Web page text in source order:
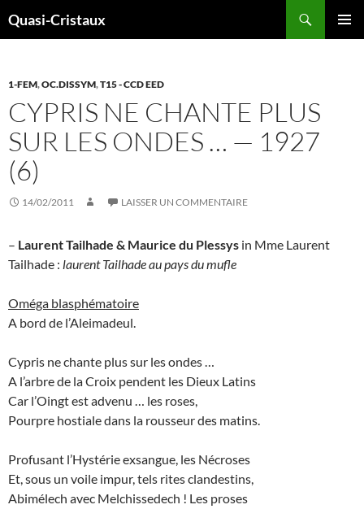
auQuasi-Cristaux
1-FEM,OC.DISSYM,T15 - CCD EED
CYPRIS NE CHANTE PLUS
SUR LES ONDES … — 1927
(6)
14/02/2011 LAISSER UN COMMENTAIRE
– Laurent Tailhade & Maurice du Plessys in Mme Laurent
Tailhade : laurent Tailhade au pays du mufle
Oméga blasphématoire
A bord de l’Aleimadeul.
Cypris ne chante plus sur les ondes …
A l’arbre de la Croix pendent les Dieux Latins
Car l’Oingt est advenu … les roses,
Pourpre hostiale dans la rousseur des matins.
Profusant l’Hystérie exsangue, les Nécroses
Et, sous un voile impur, tels rites clandestins,
Abimélech avec Melchissedech ! Les proses